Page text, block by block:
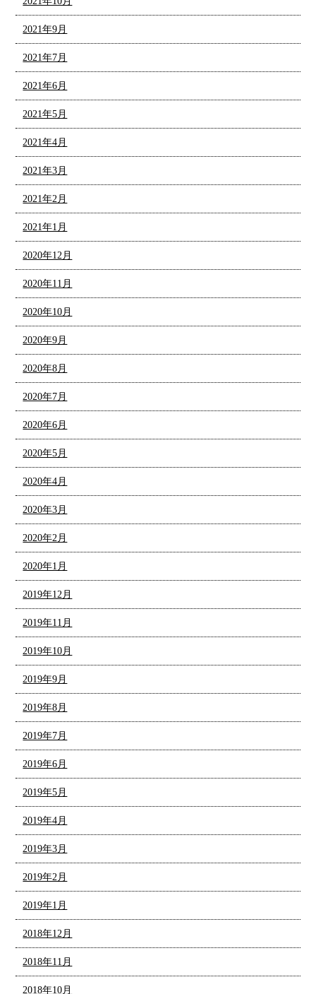
2021年9月
2021年7月
2021年6月
2021年5月
2021年4月
2021年3月
2021年2月
2021年1月
2020年12月
2020年11月
2020年10月
2020年9月
2020年8月
2020年7月
2020年6月
2020年5月
2020年4月
2020年3月
2020年2月
2020年1月
2019年12月
2019年11月
2019年10月
2019年9月
2019年8月
2019年7月
2019年6月
2019年5月
2019年4月
2019年3月
2019年2月
2019年1月
2018年12月
2018年11月
2018年10月